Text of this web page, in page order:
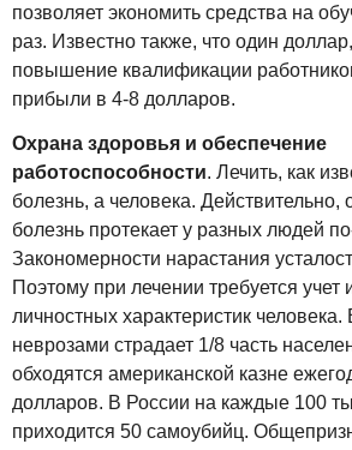
позволяет экономить средства на
раз. Известно также, что один
повышение квалификации
прибыли в 4-8 долларов.
Охрана здоровья и обеспечение
работоспособности. Лечить, как
болезнь, а человека. Действительно,
болезнь протекает у разных людей
Закономерности нарастания
Поэтому при лечении требуется учет
личностных характеристик
неврозами страдает 1/8 часть
обходятся американской казне
долларов. В России на каждые 100
приходится 50 самоубийц.